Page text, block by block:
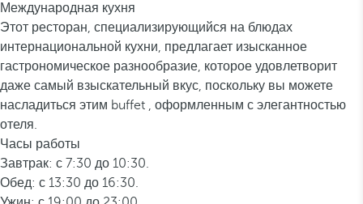
Международная кухня
Этот ресторан, специализирующийся на блюдах
интернациональной кухни, предлагает изысканное
гастрономическое разнообразие, которое удовлетворит
даже самый взыскательный вкус, поскольку вы можете
насладиться этим buffet , оформленным с элегантностью
отеля.
Часы работы
Завтрак: с 7:30 до 10:30.
Обед: с 13:30 до 16:30.